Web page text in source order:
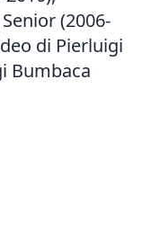
(2006-
di Pierluigi
Bumbaca